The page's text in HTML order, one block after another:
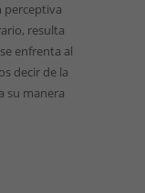
perceptiva
resulta
enfrenta al
decir de la
su manera